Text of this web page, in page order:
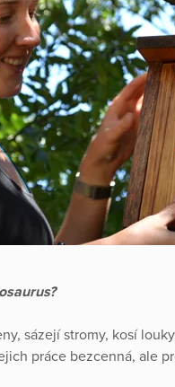
sázejí stromy, kosí
práce bezcenná, ale